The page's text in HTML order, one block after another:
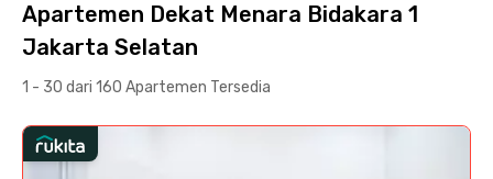
Apartemen Dekat Menara Bidakara 1
Jakarta Selatan
1 - 30 dari 160 Apartemen Tersedia